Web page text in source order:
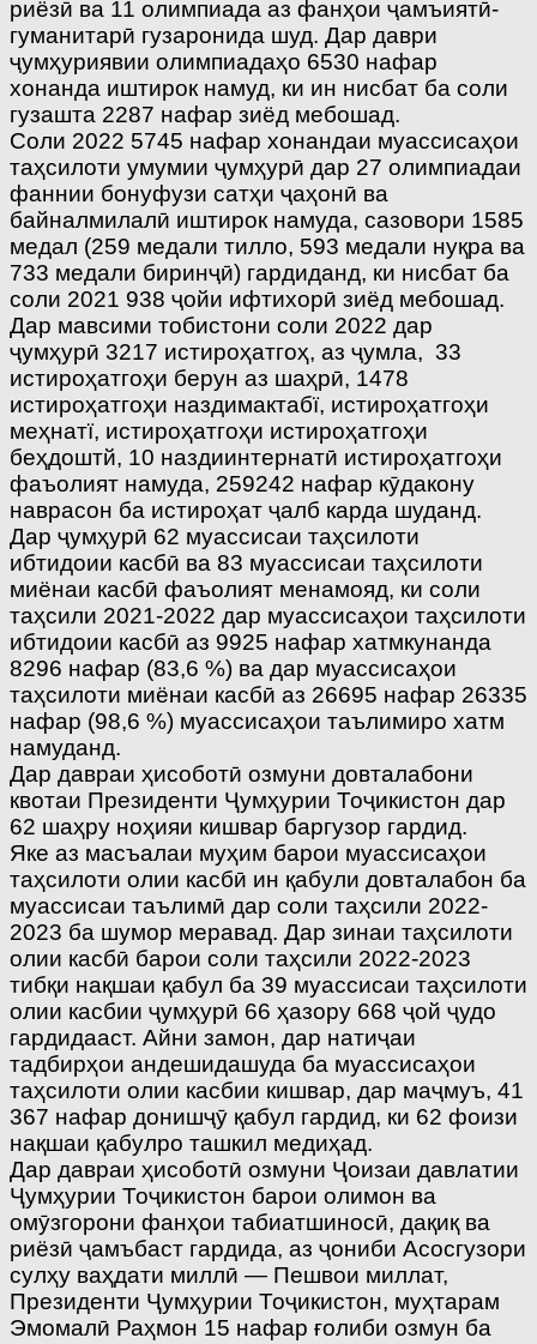
риёзӣ ва 11 олимпиада аз фанҳои ҷамъиятӣ-
гуманитарӣ гузаронида шуд. Дар даври
ҷумҳуриявии олимпиадаҳо 6530 нафар
хонанда иштирок намуд, ки ин нисбат ба соли
гузашта 2287 нафар зиёд мебошад.
Соли 2022 5745 нафар хонандаи муассисаҳои
таҳсилоти умумии ҷумҳурӣ дар 27 олимпиадаи
фаннии бонуфузи сатҳи ҷаҳонӣ ва
байналмилалӣ иштирок намуда, сазовори 1585
медал (259 медали тилло, 593 медали нуқра ва
733 медали биринҷӣ) гардиданд, ки нисбат ба
соли 2021 938 ҷойи ифтихорӣ зиёд мебошад.
Дар мавсими тобистони соли 2022 дар
ҷумҳурӣ 3217 истироҳатгоҳ, аз ҷумла, 33
истироҳатгоҳи берун аз шаҳрӣ, 1478
истироҳатгоҳи наздимактабї, истироҳатгоҳи
меҳнатї, истироҳатгоҳи истироҳатгоҳи
беҳдоштй, 10 наздиинтернатӣ истироҳатгоҳи
фаъолият намуда, 259242 нафар кӯдакону
наврасон ба истироҳат ҷалб карда шуданд.
Дар ҷумҳурӣ 62 муассисаи таҳсилоти
ибтидоии касбӣ ва 83 муассисаи таҳсилоти
миёнаи касбӣ фаъолият менамояд, ки соли
таҳсили 2021-2022 дар муассисаҳои таҳсилоти
ибтидоии касбӣ аз 9925 нафар хатмкунанда
8296 нафар (83,6 %) ва дар муассисаҳои
таҳсилоти миёнаи касбӣ аз 26695 нафар 26335
нафар (98,6 %) муассисаҳои таълимиро хатм
намуданд.
Дар давраи ҳисоботӣ озмуни довталабони
квотаи Президенти Ҷумҳурии Тоҷикистон дар
62 шаҳру ноҳияи кишвар баргузор гардид.
Яке аз масъалаи муҳим барои муассисаҳои
таҳсилоти олии касбӣ ин қабули довталабон ба
муассисаи таълимӣ дар соли таҳсили 2022-
2023 ба шумор меравад. Дар зинаи таҳсилоти
олии касбӣ барои соли таҳсили 2022-2023
тибқи нақшаи қабул ба 39 муассисаи таҳсилоти
олии касбии ҷумҳурӣ 66 ҳазору 668 ҷой ҷудо
гардидааст. Айни замон, дар натиҷаи
тадбирҳои андешидашуда ба муассисаҳои
таҳсилоти олии касбии кишвар, дар маҷмуъ, 41
367 нафар донишҷӯ қабул гардид, ки 62 фоизи
нақшаи қабулро ташкил медиҳад.
Дар давраи ҳисоботӣ озмуни Ҷоизаи давлатии
Ҷумҳурии Тоҷикистон барои олимон ва
омӯзгорони фанҳои табиатшиносӣ, дақиқ ва
риёзӣ ҷамъбаст гардида, аз ҷониби Асосгузори
сулҳу ваҳдати миллӣ — Пешвои миллат,
Президенти Ҷумҳурии Тоҷикистон, муҳтарам
Эмомалӣ Раҳмон 15 нафар ғолиби озмун ба